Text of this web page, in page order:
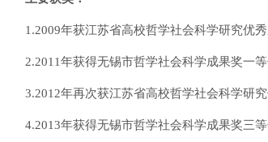
1.2009年获江苏省高校哲学社会科学研究优秀
2.2011年获得无锡市哲学社会科学成果奖一等
3.2012年再次获江苏省高校哲学社会科学研究
4.2013年获得无锡市哲学社会科学成果奖三